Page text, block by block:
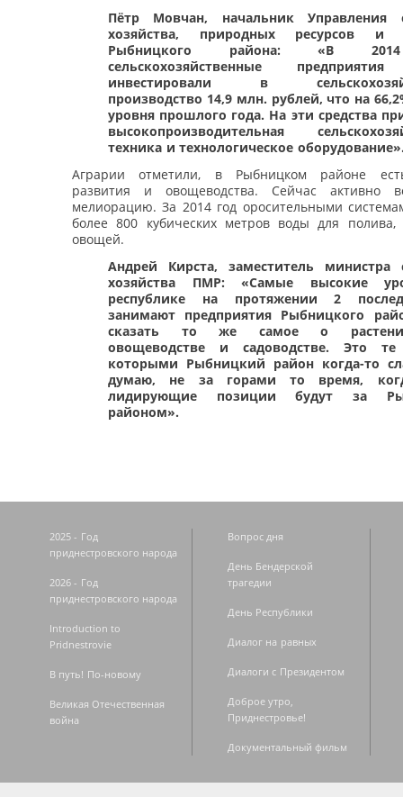
Пётр Мовчан, начальник Управления
хозяйства, природных ресурсов и
Рыбницкого района: «В
сельскохозяйственные
инвестировали в
производство 14,9 млн. рублей, что на
уровня прошлого года. На эти средства
высокопроизводительная
техника и технологическое
Аграрии отметили, в Рыбницком районе
развития и овощеводства. Сейчас активно
мелиорацию. За 2014 год оросительными
более 800 кубических метров воды для
овощей.
Андрей Кирста, заместитель министра
хозяйства ПМР: «Самые высокие
республике на протяжении 2
занимают предприятия Рыбницкого
сказать то же самое о
овощеводстве и садоводстве. Это те
которыми Рыбницкий район когда-то
думаю, не за горами то время,
лидирующие позиции будут за
районом».
2025 - Год
приднестровского народа
2026 - Год
приднестровского народа
Introduction to
Pridnestrovie
В путь! По-новому
Великая Отечественная
война
Вопрос дня
День Бендерской
трагедии
День Республики
Диалог на равных
Диалоги с Президентом
Доброе утро,
Приднестровье!
Документальный фильм